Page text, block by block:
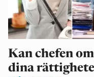
Kan chefen
dina